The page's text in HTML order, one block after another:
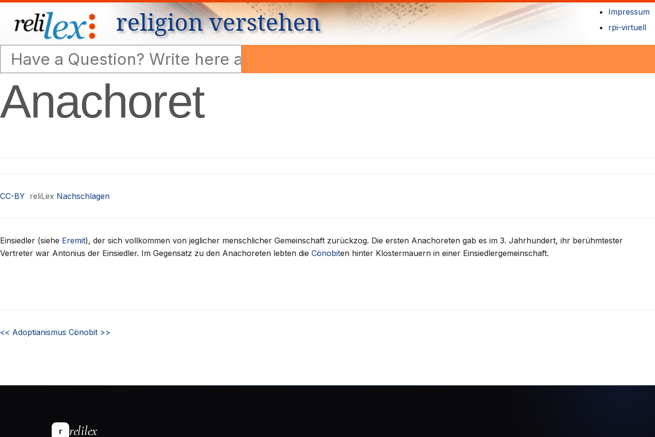
religion verstehen
Impressum
rpi-virtuell
Anachoret
CC-BY reliLex Nachschlagen
Einsiedler (siehe Eremit), der sich vollkommen von jeglicher menschlicher Gemeinschaft zurückzog. Die ersten Anachoreten gab es im 3. Jahrhundert, ihr berühmtester
Vertreter war Antonius der Einsiedler. Im Gegensatz zu den Anachoreten lebten die Cönobiten hinter Klostermauern in einer Einsiedlergemeinschaft.
<< Adoptianismus Cönobit >>
r relilex